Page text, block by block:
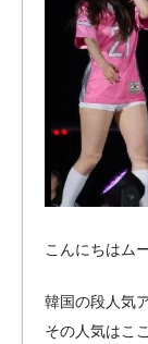
こんにちはム
韓国の段人気
その人気はこ